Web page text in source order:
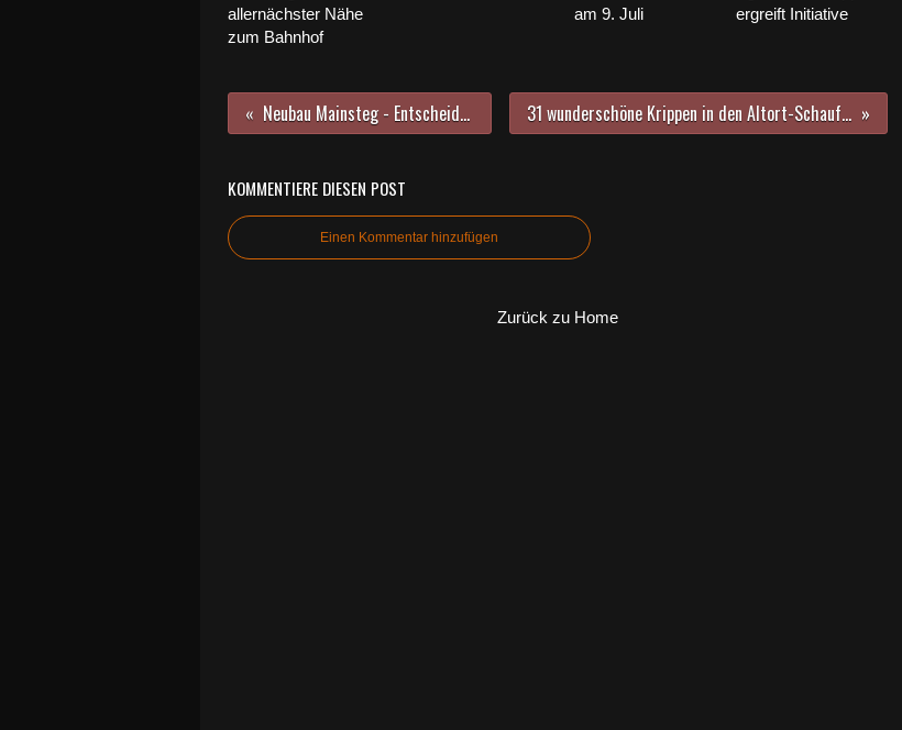
allernächster Nähe
zum Bahnhof
am 9. Juli
ergreift Initiative
Neubau Mainsteg - Entscheidung über Standort vertagt auf 1.12. 31 wunderschöne Krippen in den Altort-Schaufenstern beim fünften Veitshöchheimer Krippenweg
KOMMENTIERE DIESEN POST
Einen Kommentar hinzufügen
Zurück zu Home